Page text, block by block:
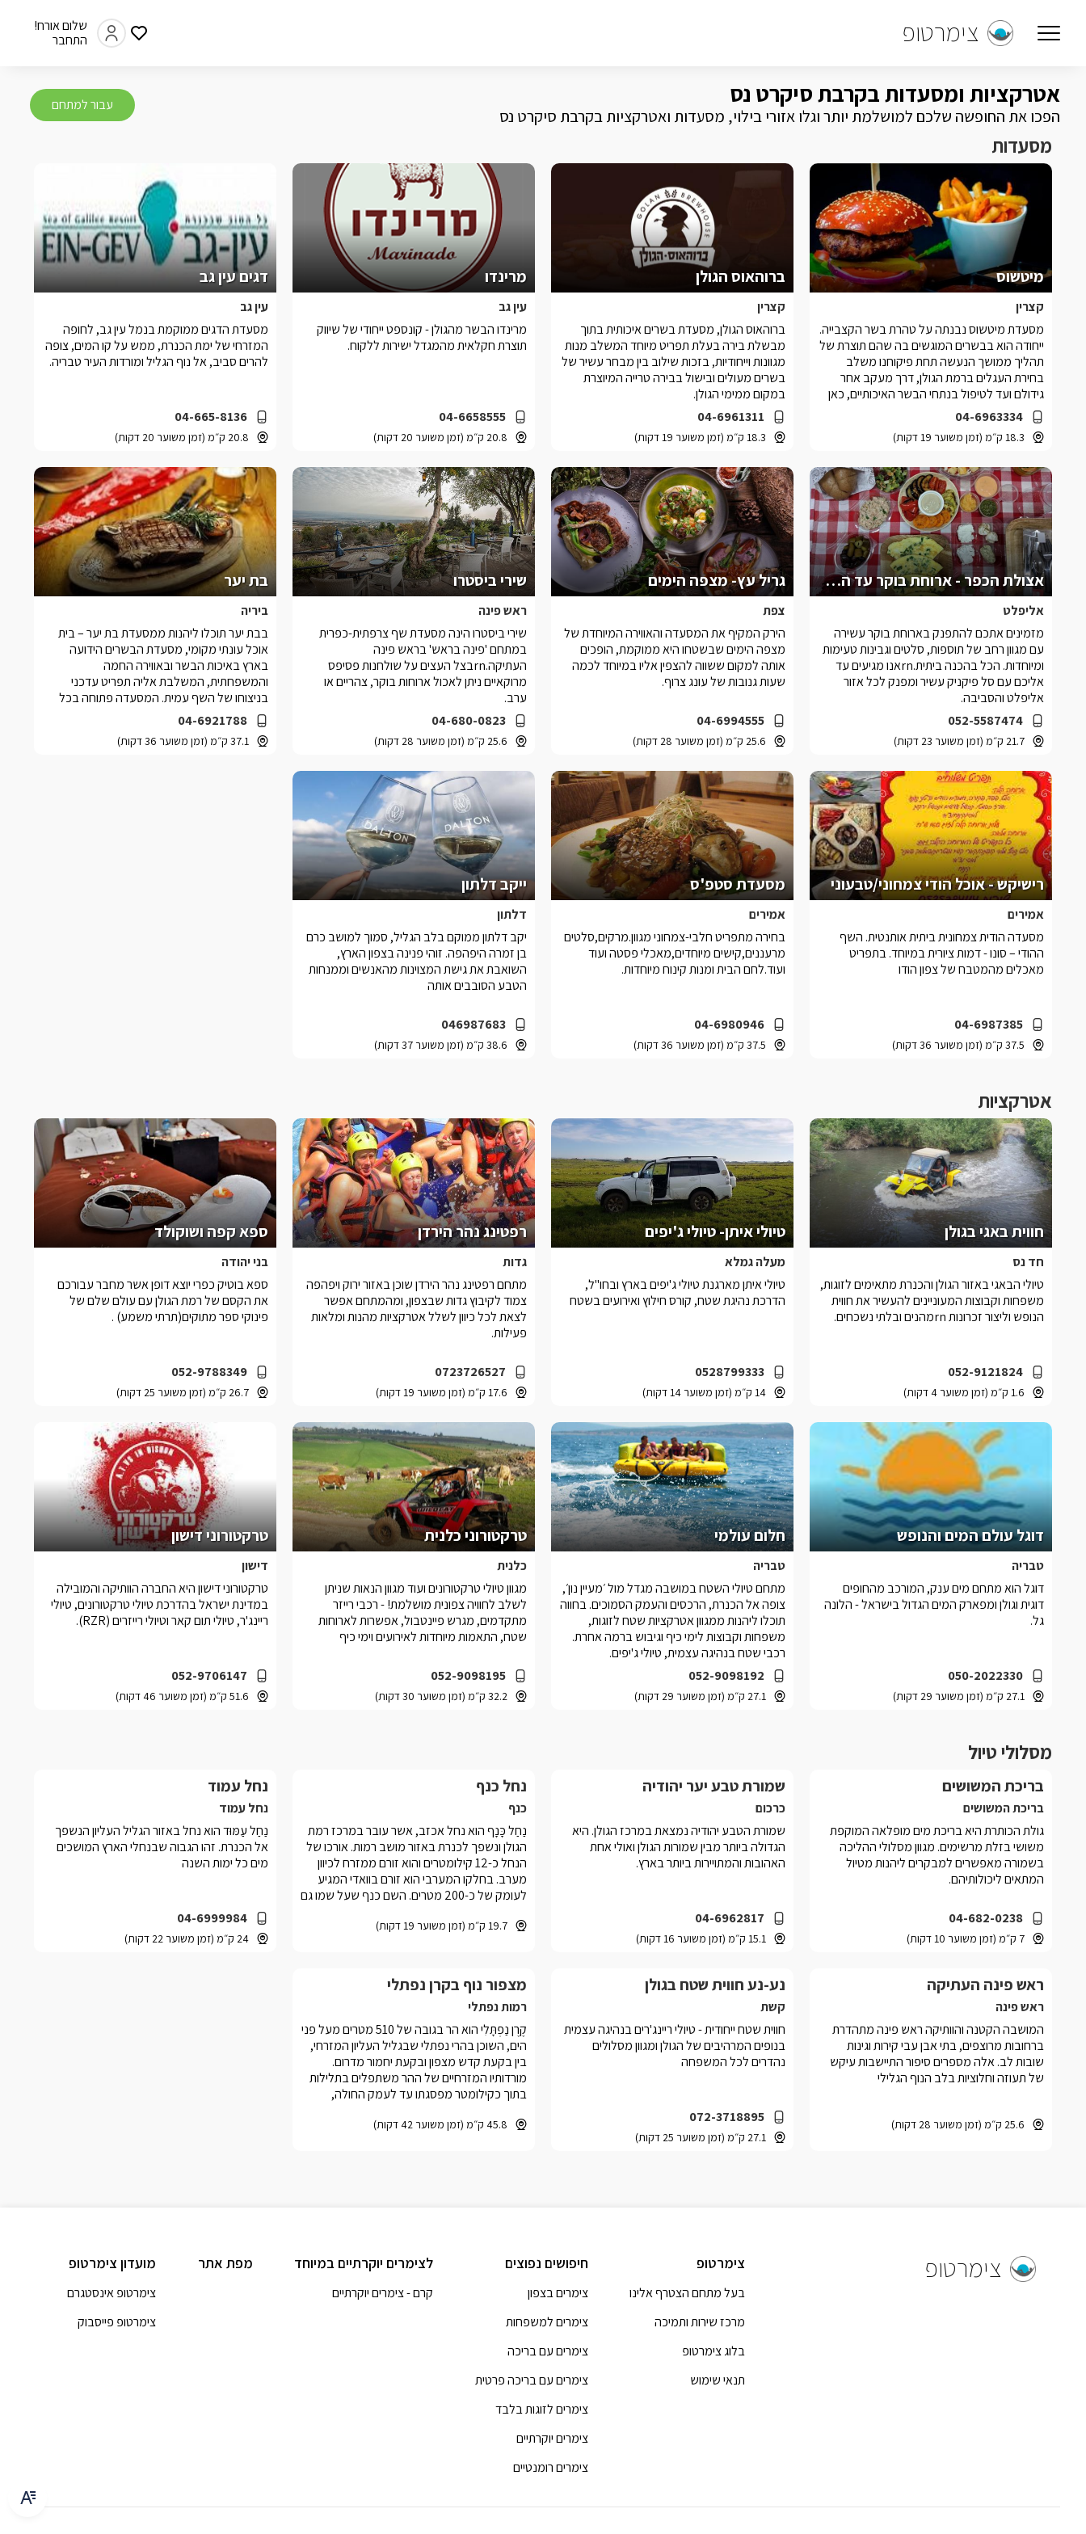
צימרטופ
שלום אורח!
התחבר
אטרקציות ומסעדות בקרבת סיקרט נס
הפכו את החופשה שלכם למושלמת יותר וגלו אזורי בילוי, מסעדות ואטרקציות בקרבת סיקרט נס
עבור למתחם
מסעדות
מיטשוס
קצרין
04-6963334
18.3 ק״מ (זמן משוער 19 דקות)
מסעדת מיטשוס נבנתה על טהרת בשר הקצבייה.
ייחודה הוא בבשרים המוגשים בה שהם תוצרת של
תהליך ממושך הנעשה תחת פיקוחנו משלב
בחירת העגלים ברמת הגולן, דרך מעקב אחר
גידולם ועד לטיפול בנתחי הבשר האיכותיים, כאן
בקצביית מיטשוס
ברוהאוס הגולן
קצרין
04-6961311
18.3 ק״מ (זמן משוער 19 דקות)
ברוהאוס הגולן, מסעדת בשרים איכותית בתוך
מבשלת בירה בעלת תפריט מיוחד המשלב מנות
מגוונות וייחודיות, בזכות שילוב בין מבחר עשיר של
בשרים מעולים ובישול בבירה טרייה המיוצרת
במקום ממימי הגולן.
מרינדו
עין גב
04-6658555
20.8 ק״מ (זמן משוער 20 דקות)
מרינדו הבשר מהגולן - קונספט ייחודי של שיווק
תוצרת חקלאית מהמגדל ישירות ללקוח.
דגים עין גב
עין גב
04-665-8136
20.8 ק״מ (זמן משוער 20 דקות)
מסעדת הדגים ממוקמת בנמל עין גב, לחופה
המזרחי של ימת הכנרת, ממש על קו המים, צופה
להרים סביב, אל נוף הגליל ומורדות העיר טבריה.
אצולת הכפר - ארוחת בוקר עד הצימר
אליפלט
052-5587474
21.7 ק״מ (זמן משוער 23 דקות)
מזמינים אתכם להתפנק בארוחת בוקר עשירה
עם מגוון רחב של תוספות, סלטים וגבינות טעימות
ומיוחדות. הכל בהכנה ביתית.rnאנו מגיעים עד
אליכם עם סל פיקניק עשיר ומפנק לכל אזור
אליפלט והסביבה.
גריל עץ- מצפה הימים
צפת
04-6994555
25.6 ק״מ (זמן משוער 28 דקות)
הירק המקיף את המסעדה והאווירה המיוחדת של
מצפה הימים שבשטחו היא ממוקמת, הופכים
אותה למקום ששווה להצפין אליו במיוחד לכמה
שעות גנובות של עונג צרוף.
שירי ביסטרו
ראש פינה
04-680-0823
25.6 ק״מ (זמן משוער 28 דקות)
שירי ביסטרו הינה מסעדת שף צרפתית-כפרית
במתחם 'פינה בראש' בראש פינה
העתיקה.rnבצל העצים על שולחנות פסיפס
מרוקאיים ניתן לאכול ארוחות בוקר, צהריים או
ערב.
בת יער
ביריה
04-6921788
37.1 ק״מ (זמן משוער 36 דקות)
בבת יער תוכלו ליהנות ממסעדת בת יער – בית
אוכל עונתי מקומי, מסעדת הבשרים הידועה
בארץ באיכות הבשר ובאווירה החמה
והמשפחתית, המשלבת אליה תפריט עדכני
בניצוחו של השף עמית. המסעדה פתוחה בכל
ימות השבוע.
רישיקש - אוכל הודי צמחוני/טבעוני
אמירים
04-6987385
37.5 ק״מ (זמן משוער 36 דקות)
מסעדה הודית צמחונית ביתית אותנטית. השף
ההודי – סונו - דמות ציורית במיוחד. בתפריט
מאכלים מהמטבח של צפון הודו
מסעדת סטפ'ס
אמירים
04-6980946
37.5 ק״מ (זמן משוער 36 דקות)
בחירה מתפריט חלבי-צמחוני מגוון.מרקים,סלטים
מרעננים,קישים מיוחדים,מאכלי פסטה ועוד
ועוד.לחם הבית ומנות קינוח מיוחדות.
ייקב דלתון
דלתון
046987683
38.6 ק״מ (זמן משוער 37 דקות)
יקב דלתון ממוקם בלב הגליל, סמוך למושב כרם
בן זמרה היפהפה. זוהי פנינה בצפון הארץ,
השואבת את גישת המצוינות מהאנשים וממנחות
הטבע הסובבים אותה
אטרקציות
חווית באגי בגולן
חד נס
052-9121824
1.6 ק״מ (זמן משוער 4 דקות)
טיולי הבאגי באזור הגולן והכנרת מתאימים לזוגות,
משפחות וקבוצות המעוניינים להעשיר את חווית
הנופש וליצור זכרונות rnמהנים ובלתי נשכחים.
טיולי איתן- טיולי ג'יפים
מעלה גמלא
0528799333
14 ק״מ (זמן משוער 14 דקות)
טיולי איתן מארגנת טיולי ג'יפים בארץ ובחו"ל,
הדרכת נהיגת שטח, קורס חילוץ ואירועים בשטח
רפטינג נהר הירדן
גדות
0723726527
17.6 ק״מ (זמן משוער 19 דקות)
מתחם רפטינג נהר הירדן שוכן באזור ירוק ויפהפה
צמוד לקיבוץ גדות שבצפון, ומהמתחם אפשר
לצאת לכל כיוון לשלל אטרקציות מהנות ומלאות
פעילות.
ספא קפה ושוקולד
בני יהודה
052-9788349
26.7 ק״מ (זמן משוער 25 דקות)
ספא בוטיק כפרי יוצא דופן אשר מחבר עבורכם
את הקסם של רמת הגולן עם עולם שלם של
פינוקי ספר מתוקים(תרתי משמע) .
דוגל עולם המים והנופש
טבריה
050-2022330
27.1 ק״מ (זמן משוער 29 דקות)
דוגל הוא מתחם מים ענק, המורכב מהחופים
דוגית וגולן ומפארק המים הגדול בישראל - הלונה
גל.
חלום עולמי
טבריה
052-9098192
27.1 ק״מ (זמן משוער 29 דקות)
מתחם טיולי השטח במושבה מגדל מול ׳מעיין נון׳,
צופה אל הכנרת, הרכסים והעמק הסמוכים. בחווה
תוכלו ליהנות ממגוון אטרקציות שטח לזוגות,
משפחות וקבוצות לימי כיף וגיבוש ברמה אחרת.
רכבי שטח בנהיגה עצמית, טיולי ג'יפים.
טרקטורוני כלנית
כלנית
052-9098195
32.2 ק״מ (זמן משוער 30 דקות)
מגוון טיולי טרקטורונים ועוד מגוון הנאות שניתן
לשלב לחוויה צפונית מושלמת! - רכבי רייזר
מתקדמים, מגרש פיינטבול, אפשרות לארוחות
שטח, התאמות מיוחדות לאירועים וימי כיף
טרקטורוני דישון
דישון
052-9706147
51.6 ק״מ (זמן משוער 46 דקות)
טרקטורוני דישון היא החברה הוותיקה והמובילה
במדינת ישראל בהדרכת טיולי טרקטורונים, טיולי
ריינג'ר, טיולי תום קאר וטיולי רייזרים (RZR).
מסלולי טיול
בריכת המשושים
בריכת המשושים
04-682-0238
7 ק״מ (זמן משוער 10 דקות)
גולת הכותרת היא בריכת מים מופלאה המוקפת
משושי בזלת מרשימים. מגוון מסלולי ההליכה
בשמורה מאפשרים למבקרים ליהנות מטיול
המתאים ליכולותיהם.
שמורת טבע יער יהודיה
כרכום
04-6962817
15.1 ק״מ (זמן משוער 16 דקות)
שמורת הטבע יהודיה נמצאת במרכז הגולן. היא
הגדולה ביותר מבין שמורות הגולן ואולי אחת
האהובות והמתויירות ביותר בארץ.
נחל כנף
כנף
19.7 ק״מ (זמן משוער 19 דקות)
נַחַל כָּנָף הוא נחל אכזב, אשר עובר במרכז רמת
הגולן ונשפך לכנרת באזור מושב רמות. אורכו של
הנחל כ-12 קילומטרים והוא זורם ממזרח לכיוון
מערב. בחלקו המערבי הוא זורם בוואדי המגיע
לעומק של כ-200 מטרים. השם כנף שעל שמו גם
באזור מרכז הואדי מעל ערוץ הנחל נמצא מושב
נחל עמוד
נחל עמוד
04-6999984
24 ק״מ (זמן משוער 22 דקות)
נַחַל עַמּוּד הוא נחל באזור הגליל העליון הנשפך
אל הכנרת. זהו הגבוה שבנחלי הארץ המושכים
מים כל ימות השנה
ראש פינה העתיקה
ראש פינה
25.6 ק״מ (זמן משוער 28 דקות)
המושבה הקטנה והוותיקה ראש פינה מתהדרת
ברחובות מרוצפים, בתי אבן עבי קירות וגינות
שובות לב. אלה מספרים סיפור התיישבות עיקש
של תעוזה וחלוציות בלב הנוף הגלילי
נע-נע חווית שטח בגולן
קשת
072-3718895
27.1 ק״מ (זמן משוער 25 דקות)
חווית שטח ייחודית - טיולי ריינג'רים בנהיגה עצמית
בנופים המרהיבים של הגולן ומגוון מסלולים
נהדרים לכל המשפחה
מצפור נוף בקרן נפתלי
רמות נפתלי
45.8 ק״מ (זמן משוער 42 דקות)
קֶרֶן נַפְתָּלִי הוא הר בגובה של 510 מטרים מעל פני
הים, השוכן בהרי נפתלי שבגליל העליון המזרחי,
בין בקעת קדש מצפון ובקעת יחמור מדרום.
מורדותיו המזרחיים של ההר משתפלים בתלילות
בתוך כקילומטר מפסגתו עד לעמק החולה,
ומההר נשקף מראה אל העמק ואל רמת הגולן
צימרטופ צימרטופ
בעל מתחם הצטרף אלינו
מרכז שירות ותמיכה
בלוג צימרטופ
תנאי שימוש
חיפושים נפוצים
צימרים בצפון
צימרים למשפחות
צימרים עם בריכה
צימרים עם בריכה פרטית
צימרים לזוגות בלבד
צימרים יוקרתיים
צימרים רומנטיים
לצימרים יוקרתיים במיוחד
קרם - צימרים יוקרתיים
מפת אתר מועדון צימרטופ
צימרטופ אינסטגרם
צימרטופ פייסבוק